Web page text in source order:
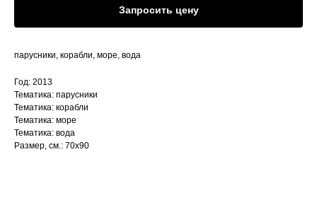
Запросить цену
парусники, корабли, море, вода
Год: 2013
Тематика: парусники
Тематика: корабли
Тематика: море
Тематика: вода
Размер, см.: 70х90